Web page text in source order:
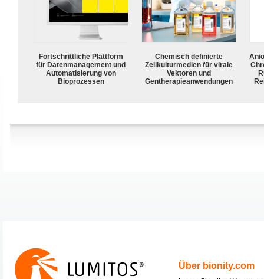
Fortschrittliche Plattform
für Datenmanagement und
Automatisierung von
Bioprozessen
Chemisch definierte
Zellkulturmedien für virale
Vektoren und
Gentherapieanwendungen
Über bionity.com